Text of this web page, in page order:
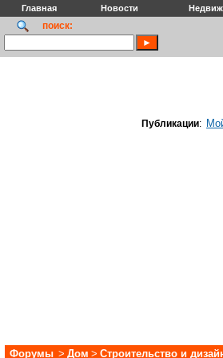
Главная Новости
поиск:
Публикации:
Форумы > Дом > Строительство и